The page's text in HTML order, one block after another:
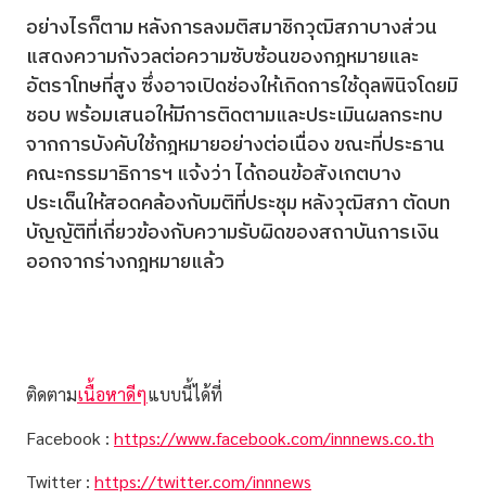
อย่างไรก็ตาม หลังการลงมติสมาชิกวุฒิสภาบางส่วน
แสดงความกังวลต่อความซับซ้อนของกฎหมายและ
อัตราโทษที่สูง ซึ่งอาจเปิดช่องให้เกิดการใช้ดุลพินิจโดยมิ
ชอบ พร้อมเสนอให้มีการติดตามและประเมินผลกระทบ
จากการบังคับใช้กฎหมายอย่างต่อเนื่อง ขณะที่ประธาน
คณะกรรมาธิการฯ แจ้งว่า ได้ถอนข้อสังเกตบาง
ประเด็นให้สอดคล้องกับมติที่ประชุม หลังวุฒิสภา ตัดบท
บัญญัติที่เกี่ยวข้องกับความรับผิดของสถาบันการเงิน
ออกจากร่างกฎหมายแล้ว
ติดตามเนื้อหาดีๆแบบนี้ได้ที่
Facebook : https://www.facebook.com/innnews.co.th
Twitter : https://twitter.com/innnews